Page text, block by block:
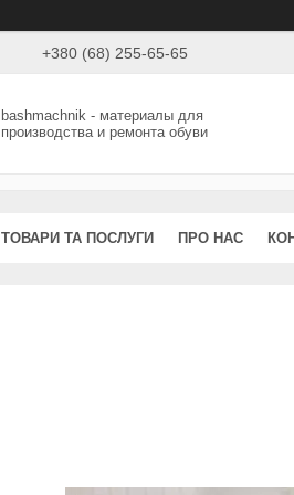
+380 (68) 255-65-65
bashmachnik - материалы для
производства и ремонта обуви
ТОВАРИ ТА ПОСЛУГИ ПРО НАС